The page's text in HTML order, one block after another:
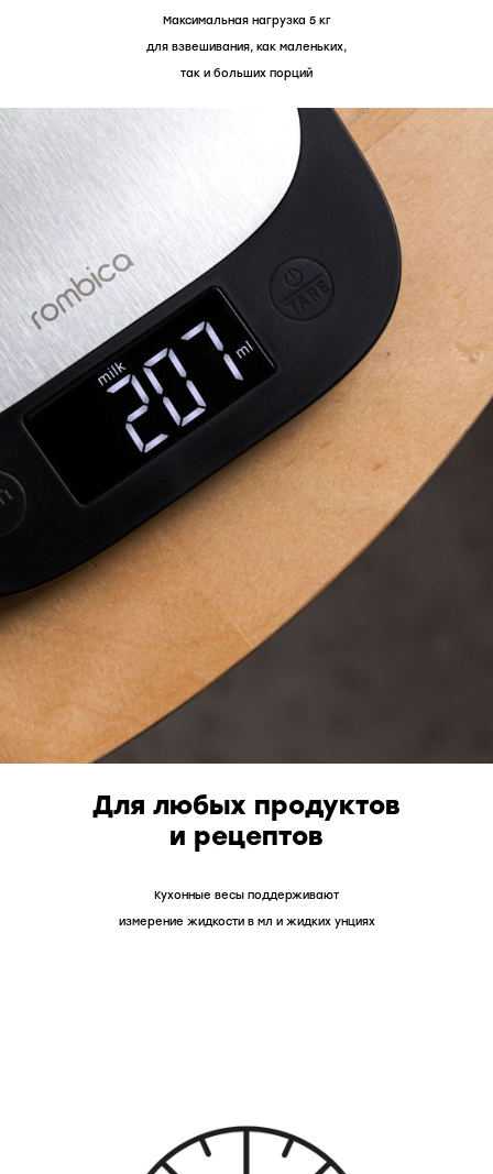
Максимальная нагрузка 5 кг
для взвешивания, как маленьких,
так и больших порций
Для любых продуктов
и рецептов
Кухонные весы поддерживают
измерение жидкости в мл и жидких унциях